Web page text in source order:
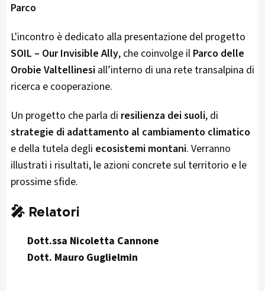
Parco
L'incontro è dedicato alla presentazione del progetto
SOIL – Our Invisible Ally, che coinvolge il Parco delle
Orobie Valtellinesiall’interno di una rete transalpina di
ricerca e cooperazione.
Un progetto che parla di resilienza dei suoli, di
strategie di adattamento al cambiamento climatico
e della tutela degli ecosistemi montani. Verranno
illustrati i risultati, le azioni concrete sul territorio e le
prossime sfide.
🎤 Relatori
Dott.ssa Nicoletta Cannone
Dott. Mauro Guglielmin